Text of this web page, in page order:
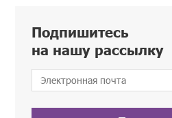
Подпишитесь
на нашу рассылку